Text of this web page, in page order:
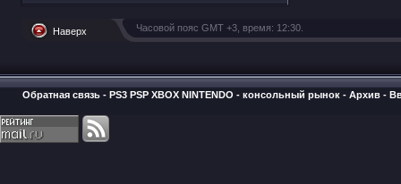
Наверх Часовой пояс GMT +3, время: 12:30
Обратная связь - PS3 PSP XBOX NINTENDO - консольный рынок - Архив -